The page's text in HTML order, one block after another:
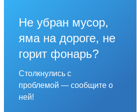
Не убран мусор,
яма на дороге, не
горит фонарь?
Столкнулись с
проблемой — сообщите о
ней!